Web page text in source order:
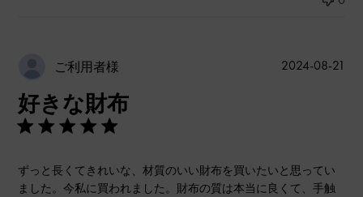
ご利用者様
好きな財布
ずっと長くてきれいな、材質のいい財布を買いたいと思ってい
ました。今私に買われました。財布の質は本当に良くて、手触
2024-08-21